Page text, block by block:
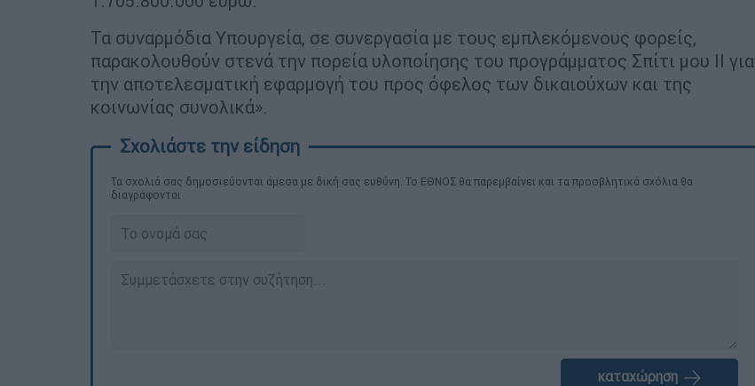
Τα συναρμόδια Υπουργεία, σε συνεργασία με τους εμπλεκόμενους φορείς,
παρακολουθούν στενά την πορεία υλοποίησης του προγράμματος Σπίτι μου ΙΙ για
την αποτελεσματική εφαρμογή του προς όφελος των δικαιούχων και της
κοινωνίας συνολικά».
Τα σχολιά σας δημοσιεύονται άμεσα με δική σας ευθύνη. Το ΕΘΝΟΣ θα παρεμβαίνει και τα προσβλητικά σχόλια θα
διαγράφονται
καταχώρηση